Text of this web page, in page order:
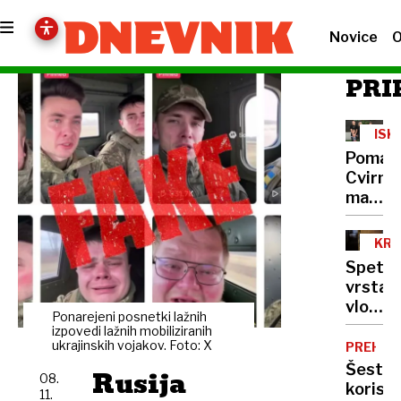
Novice
Ponarejeni posnetki lažnih
izpovedi lažnih mobiliziranih
ukrajinskih vojakov. Foto: X
Rusija
08.
11.
mama
je po
moževi
smrti
ostala
sama
s
otroki
Spet
vrsta
vlomov
v
in
okolici:
Šest
koristi